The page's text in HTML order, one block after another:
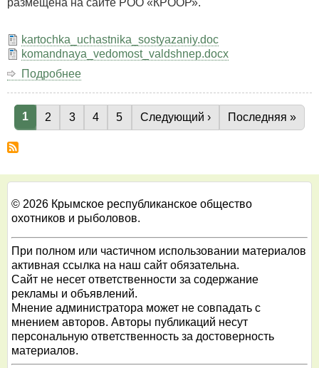
ой
годовщине
размещена на сайте РОО «КРООР».
kartochka_uchastnika_sostyazaniy.doc
komandnaya_vedomost_valdshnep.docx
Подробнее
Республиканские
лично-
командные
собак
пород
по
Нумерация
страниц
Текущая страница
1 Страница
2 Страница
3 Страница
4 Страница
5 Следующая страница
Следующий › Последняя
Последняя »
© 2026 Крымское республиканское общество
охотников и рыболовов.
При полном или частичном использовании материалов
активная ссылка на наш сайт обязательна.
Сайт не несет ответственности за содержание
рекламы и объявлений.
Мнение администратора может не совпадать с
мнением авторов. Авторы публикаций несут
персональную ответственность за достоверность
материалов.